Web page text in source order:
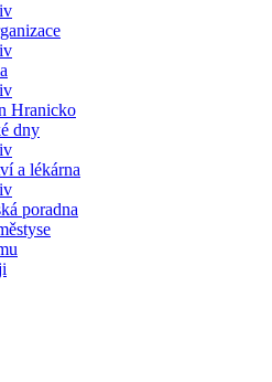
Hranicko
dny
a lékárna
poradna